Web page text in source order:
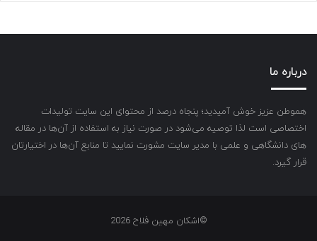
درباره ما
هموطن عزیز خوش آمیدید؛ پنجاه درصد از محتوای این سایت تولیدات
اختصاصی است لذا توصیه می‌شود در صورت نیاز به استفاده از آن‌ها در مقاله
های دانشگاهی و علمی با مدیر سایت مشورت نمایید تا منابع آن‌ها در اختیارتان
قرار گیرد.
©اشکان مهین فلاح 2026